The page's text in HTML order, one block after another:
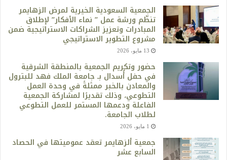
الجمعية السعودية الخيرية لمرض الزهايمر
تنظّم ورشة عمل ” نماء الأفكار” لإطلاق
المبادرات وتعزيز الشراكات الاستراتيجية ضمن
مشروع التطوير الاستراتيجي
13 مايو، 2026
حضور وتكريم الجمعية بالمنطقة الشرقية
في حفل أُسدال بـ جامعة الملك فهد للبترول
والمعادن بالخبر ممثلةً في وحدة العمل
التطوعي، وذلك تقديرًا لمشاركة الجمعية
الفاعلة ودعمها المستمر للعمل التطوعي
لطلاب الجامعة.
1 مايو، 2026
جمعية ألزهايمر تعقد عموميتها في الحصاد
السابع عشر